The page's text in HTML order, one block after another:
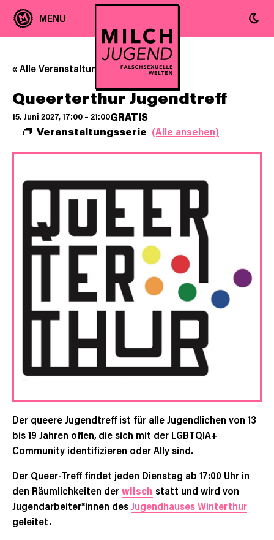
« Alle Veranstaltungen
Queerterthur Jugendtreff
15. Juni 2027, 17:00 – 21:00
Veranstaltungsserie (Alle ansehen)
GRATIS
Der queere Jugendtreff ist für alle Jugendlichen von 13
bis 19 Jahren offen, die sich mit der LGBTQIA+
Community identifizieren oder Ally sind.
Der Queer-Treff findet jeden Dienstag ab 17:00 Uhr in
den Räumlichkeiten derwilsch statt und wird von
Jugendarbeiter*innen desJugendhauses Winterthur
geleitet.